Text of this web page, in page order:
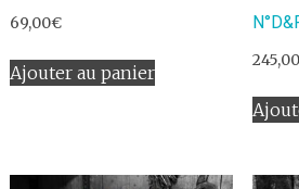
69,00€
Ajouter au panier
245,00